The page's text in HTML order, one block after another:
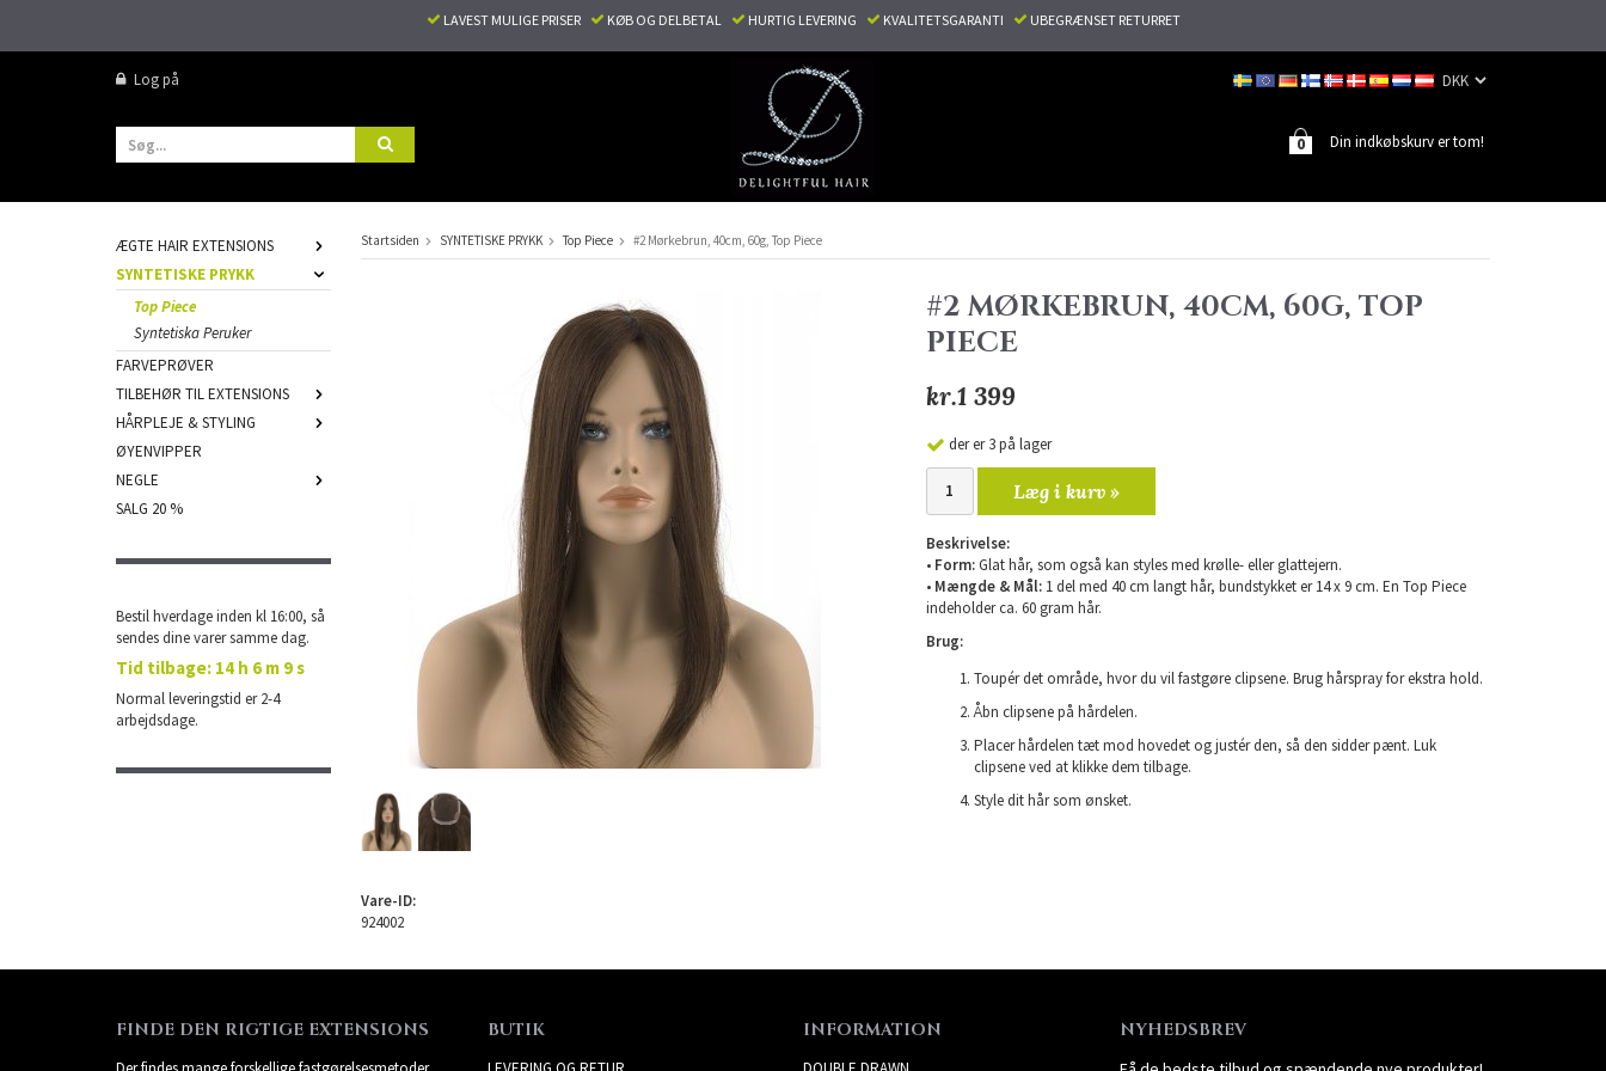
LAVEST MULIGE PRISER KØB OG DELBETAL HURTIG LEVERING KVALITETSGARANTI UBEGRÆNSET RETURRET
Log på
Din indkøbskurv er tom!
0
ÆGTE HAIR EXTENSIONS
SYNTETISKE PRYKK
Top Piece
Syntetiska Peruker
FARVEPRØVER
TILBEHØR TIL EXTENSIONS
HÅRPLEJE & STYLING
ØYENVIPPER
NEGLE
SALG 20 %
Bestil hverdage inden kl 16:00, så
sendes dine varer samme dag.
Tid tilbage: 14 h 6 m 9 s
Normal leveringstid er 2-4
arbejdsdage.
Startsiden SYNTETISKE PRYKK Top Piece #2 Mørkebrun, 40cm, 60g, Top Piece
#2 MØRKEBRUN, 40CM, 60G, TOP
PIECE
kr.1 399
der er 3 på lager
Læg i kurv »
Beskrivelse:
• Form:Glat hår, som også kan styles med krølle- eller glattejern.
• Mængde & Mål:1 del med 40 cm langt hår, bundstykket er 14 x 9 cm. En Top Piece
indeholder ca. 60 gram hår.
Brug:
Toupér det område, hvor du vil fastgøre clipsene. Brug hårspray for ekstra hold.
Åbn clipsene på hårdelen.
Placer hårdelen tæt mod hovedet og justér den, så den sidder pænt. Luk
clipsene ved at klikke dem tilbage.
Style dit hår som ønsket.
Vare-ID:
924002
FINDE DEN RIGTIGE EXTENSIONS BUTIK INFORMATION NYHEDSBREV